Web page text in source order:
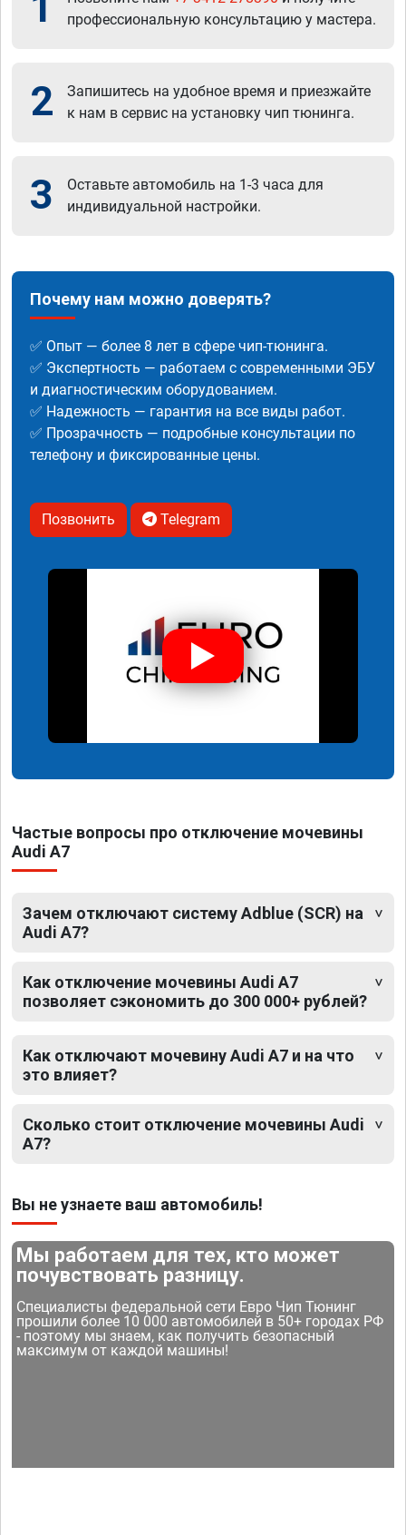
профессиональную консультацию у мастера.
2
Запишитесь на удобное время и приезжайте
к нам в сервис на установку чип тюнинга.
3
Оставьте автомобиль на 1-3 часа для
индивидуальной настройки.
Почему нам можно доверять?
✅ Опыт — более 8 лет в сфере чип-тюнинга.
✅ Экспертность — работаем с современными ЭБУ
и диагностическим оборудованием.
✅ Надежность — гарантия на все виды работ.
✅ Прозрачность — подробные консультации по
телефону и фиксированные цены.
Позвонить Telegram
Частые вопросы про отключение мочевины
Audi A7
Зачем отключают систему Adblue (SCR) на
Audi A7?
Как отключение мочевины Audi A7
позволяет сэкономить до 300 000+ рублей?
Как отключают мочевину Audi A7 и на что
это влияет?
Сколько стоит отключение мочевины Audi
A7?
Вы не узнаете ваш автомобиль!
Мы работаем для тех, кто может
почувствовать разницу.
Специалисты федеральной сети Евро Чип Тюнинг
прошили более 10 000 автомобилей в 50+ городах РФ
- поэтому мы знаем, как получить безопасный
максимум от каждой машины!